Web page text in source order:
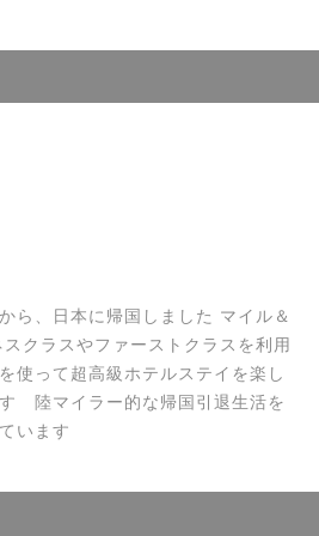
ら、日本に帰国しました マイル＆
クラスやファーストクラスを利用
使って超高級ホテルステイを楽し
陸マイラー的な帰国引退生活を
います